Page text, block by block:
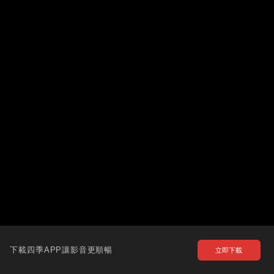
下載四季APP讓影音更順暢 立即下載